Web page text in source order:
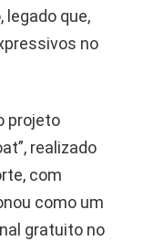
legado que,
no
projeto
realizado
com
como um
gratuito no